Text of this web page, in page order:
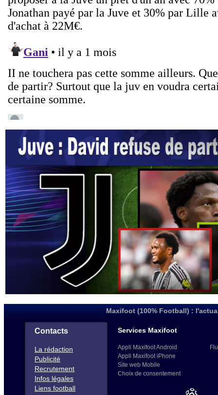
Maxifoot (100% Football) :
Contacts
La rédaction
Publicité
Recrutement
Infos légales
Liens football
Services Maxifoot
Appli Maxifoot Android
Appli Maxifoot iPhone
Site web Mobile
Choix de consentement